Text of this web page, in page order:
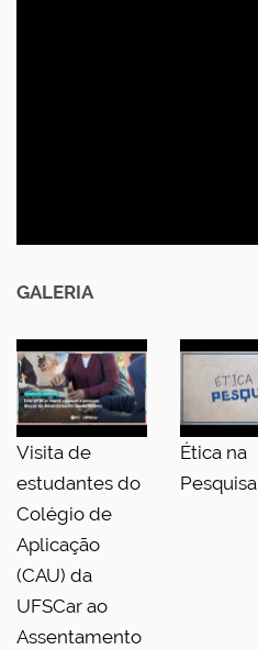
GALERIA
Visita de
estudantes do
Colégio de
Aplicação
(CAU) da
UFSCar ao
Assentamento
Ética na
Pesquisa